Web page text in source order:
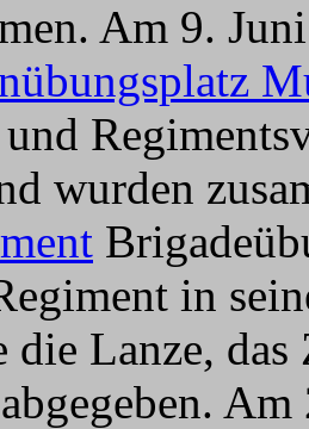
Am 9.
wurden
in
die Lanze,